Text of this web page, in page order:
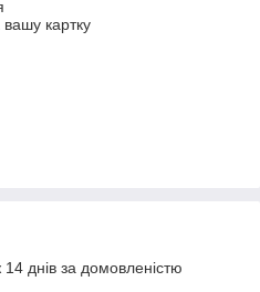
картку
днів за домовленістю